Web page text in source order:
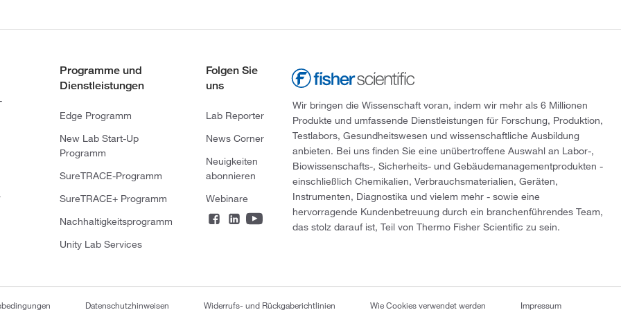
Programme und
Dienstleistungen
Edge Programm
New Lab Start-Up
Programm
SureTRACE-Programm
SureTRACE+ Programm
Nachhaltigkeitsprogramm
Unity Lab Services
Folgen Sie
uns
Lab Reporter
News Corner
Neuigkeiten
abonnieren
Webinare
Wir bringen die Wissenschaft voran, indem wir mehr als 6 Millionen
Produkte und umfassende Dienstleistungen für Forschung, Produktion,
Testlabors, Gesundheitswesen und wissenschaftliche Ausbildung
anbieten. Bei uns finden Sie eine unübertroffene Auswahl an Labor-,
Biowissenschafts-, Sicherheits- und Gebäudemanagementprodukten -
einschließlich Chemikalien, Verbrauchsmaterialien, Geräten,
Instrumenten, Diagnostika und vielem mehr - sowie eine
hervorragende Kundenbetreuung durch ein branchenführendes Team,
das stolz darauf ist, Teil von Thermo Fisher Scientific zu sein.
Datenschutzhinweisen Widerrufs- und Rückgaberichtlinien Wie Cookies verwendet werden Impressum